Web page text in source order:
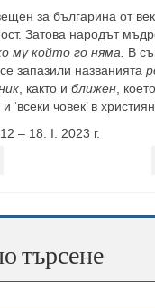
за българина от
Затова народът
му който го няма. В
запа­зили названията
, как­то и ближен ,
‘всеки човек’ в
– 18. I. 2023 г.
търсене